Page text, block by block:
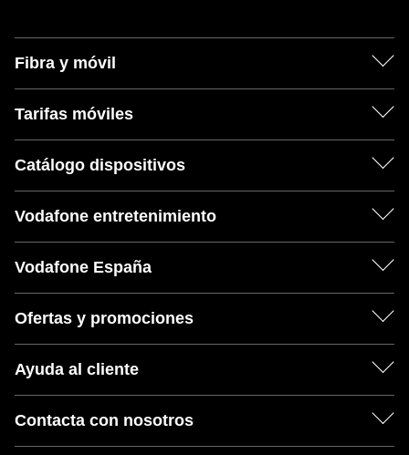
Fibra y móvil
Tarifas móviles
Catálogo dispositivos
Vodafone entretenimiento
Vodafone España
Ofertas y promociones
Ayuda al cliente
Contacta con nosotros